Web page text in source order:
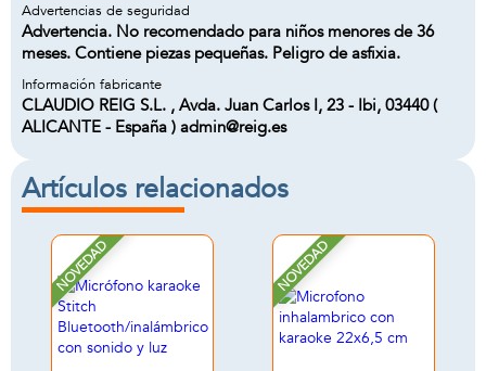
Advertencias de seguridad
Advertencia. No recomendado para niños menores de 36
meses. Contiene piezas pequeñas. Peligro de asfixia.
Información fabricante
CLAUDIO REIG S.L. , Avda. Juan Carlos I, 23 - Ibi, 03440 (
ALICANTE - España ) admin@reig.es
Artículos relacionados
NOVEDAD NOVEDAD